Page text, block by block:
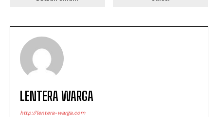
LENTERA WARGA
http://lentera-warga.com